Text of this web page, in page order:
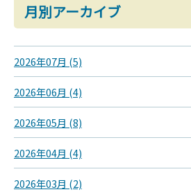
月別アーカイブ
2026年07月 (5)
2026年06月 (4)
2026年05月 (8)
2026年04月 (4)
2026年03月 (2)